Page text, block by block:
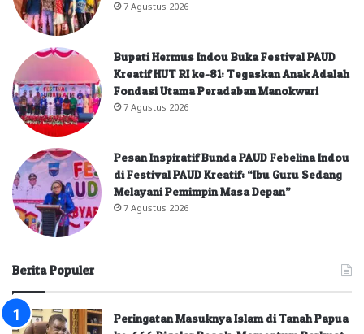
7 Agustus 2026
Bupati Hermus Indou Buka Festival PAUD
Kreatif HUT RI ke-81: Tegaskan Anak Adalah
Fondasi Utama Peradaban Manokwari
7 Agustus 2026
Pesan Inspiratif Bunda PAUD Febelina Indou
di Festival PAUD Kreatif: “Ibu Guru Sedang
Melayani Pemimpin Masa Depan”
7 Agustus 2026
Berita Populer
Peringatan Masuknya Islam di Tanah Papua